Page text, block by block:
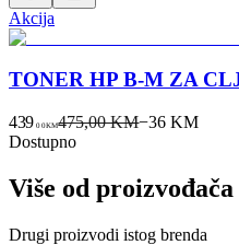
Akcija
TONER HP B-M ZA
439 00KM475,00 KM−36 KM
Dostupno
Više od proizvođača
Drugi proizvodi istog brenda